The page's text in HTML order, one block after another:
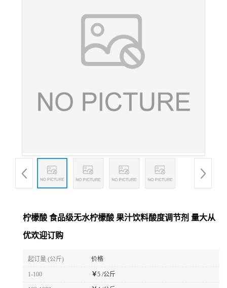
柠檬酸 食品级无水柠檬酸 果汁饮料酸度调节剂 量大从
优欢迎订购
起订量 (公斤) 价格
1-100 ￥5 /公斤